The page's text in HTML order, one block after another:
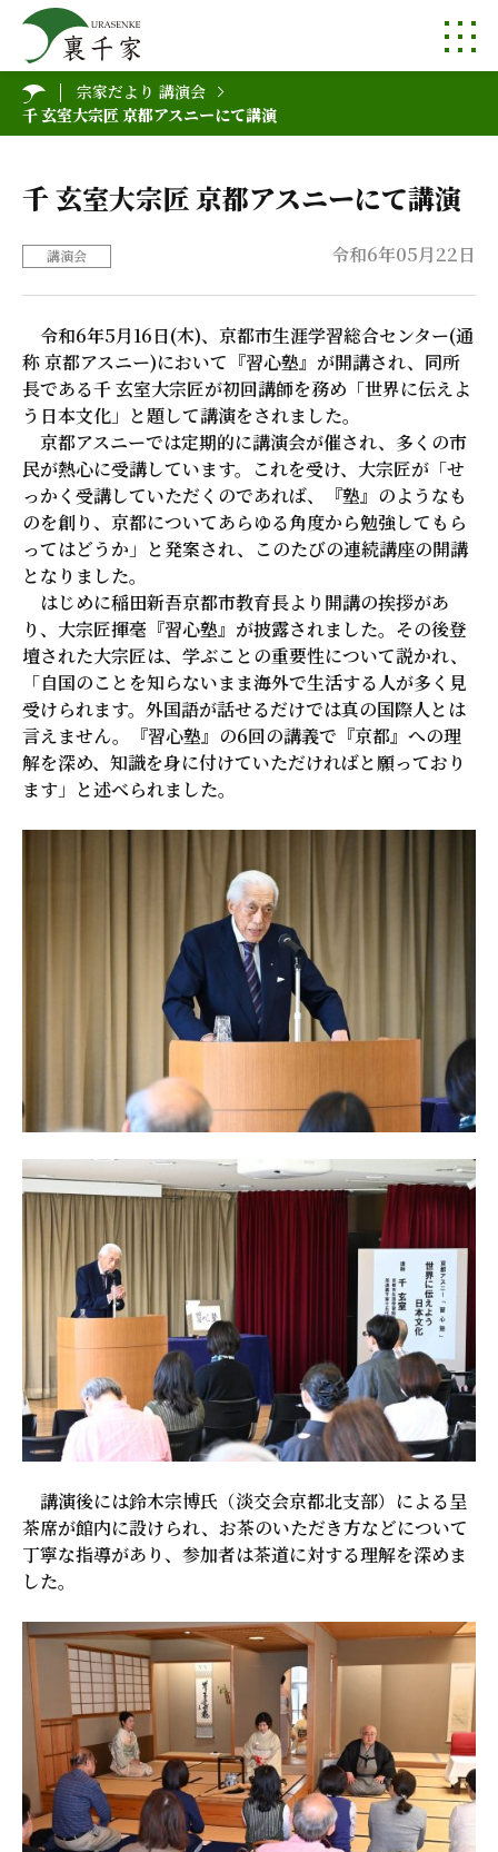
宗家だより 講演会
千 玄室大宗匠 京都アスニーにて講演
千 玄室大宗匠 京都アスニーにて講演
講演会 令和6年05月22日
令和6年5月16日(木)、京都市生涯学習総合センター(通
称 京都アスニー)において『習心塾』が開講され、同所
長である千 玄室大宗匠が初回講師を務め「世界に伝えよ
う日本文化」と題して講演をされました。
京都アスニーでは定期的に講演会が催され、多くの市
民が熱心に受講しています。これを受け、大宗匠が「せ
っかく受講していただくのであれば、『塾』のようなも
のを創り、京都についてあらゆる角度から勉強してもら
ってはどうか」と発案され、このたびの連続講座の開講
となりました。
はじめに稲田新吾京都市教育長より開講の挨拶があ
り、大宗匠揮毫『習心塾』が披露されました。その後登
壇された大宗匠は、学ぶことの重要性について説かれ、
「自国のことを知らないまま海外で生活する人が多く見
受けられます。外国語が話せるだけでは真の国際人とは
言えません。『習心塾』の6回の講義で『京都』への理
解を深め、知識を身に付けていただければと願っており
ます」と述べられました。
講演後には鈴木宗博氏（淡交会京都北支部）による呈
茶席が館内に設けられ、お茶のいただき方などについて
丁寧な指導があり、参加者は茶道に対する理解を深めま
した。